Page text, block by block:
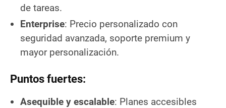
de tareas.
Enterprise: Precio personalizado con
seguridad avanzada, soporte premium y
mayor personalización.
Puntos fuertes:
Asequible y escalable: Planes accesibles